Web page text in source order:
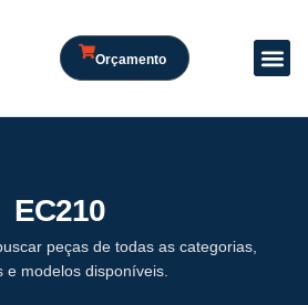
Orçamento
EC210
peças de todas as categorias,
e modelos disponíveis.